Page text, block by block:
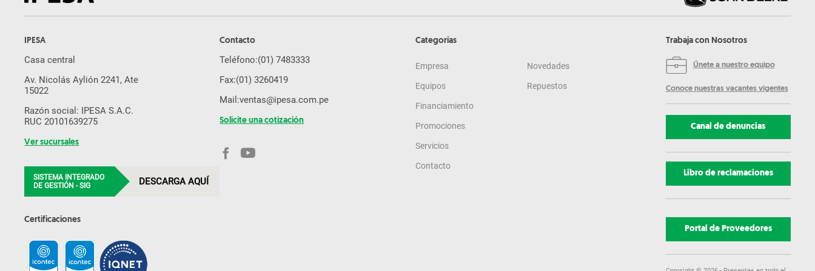
IPESA
Casa central
Av. Nicolás Aylión 2241, Ate
15022
Razón social: IPESA S.A.C.
RUC 20101639275
Ver sucursales
SISTEMA INTEGRADO
DE GESTIÓN - SIG
DESCARGA AQUÍ
Certificaciones
Contacto
Teléfono:(01) 7483333
Fax:(01) 3260419
Mail:ventas@ipesa.com.pe
Solicite una cotización
Categorías
Empresa
Equipos
Financiamiento
Promociones
Servicios
Contacto
Novedades
Repuestos
Trabaja con Nosotros
Únete a nuestro equipo
Conoce nuestras vacantes vigentes
Canal de denuncias
Libro de reclamaciones
Portal de Proveedores